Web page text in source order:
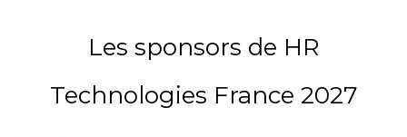
Les sponsors de HR
Technologies France 2027